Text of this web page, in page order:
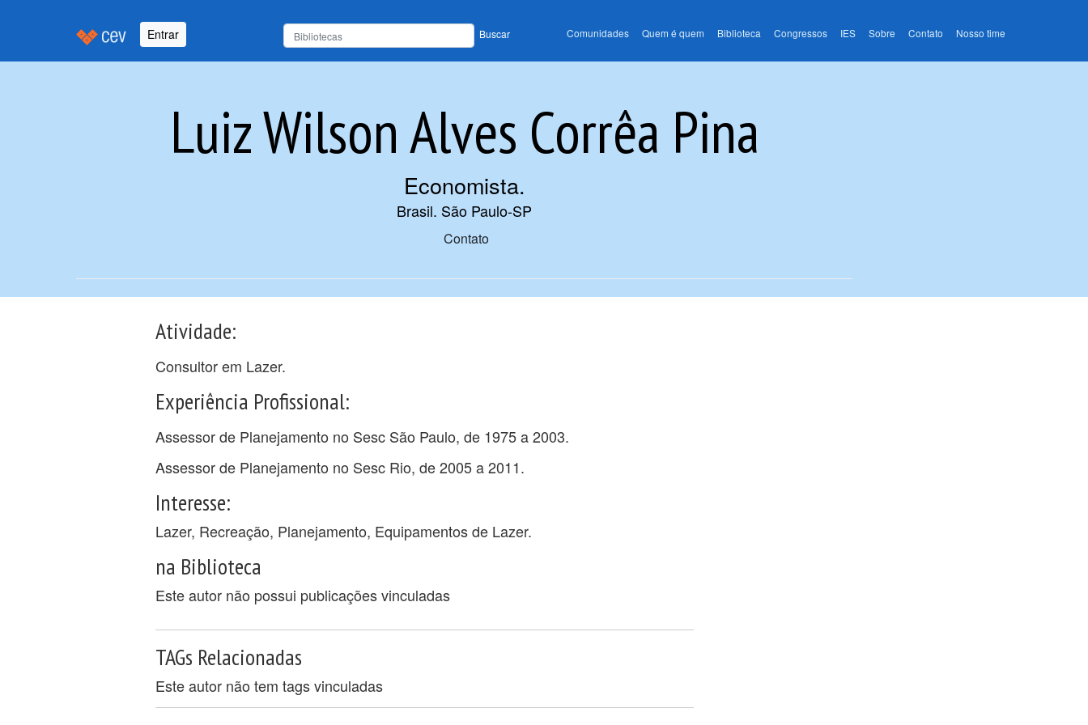
Entrar Buscar Comunidades Quem é quem Biblioteca Congressos IES Sobre Contato Nosso time
Luiz Wilson Alves Corrêa Pina
Economista.
Brasil. São Paulo-SP
Contato
Atividade:
Consultor em Lazer.
Experiência Profissional:
Assessor de Planejamento no Sesc São Paulo, de 1975 a 2003.
Assessor de Planejamento no Sesc Rio, de 2005 a 2011.
Interesse:
Lazer, Recreação, Planejamento, Equipamentos de Lazer.
na Biblioteca
Este autor não possui publicações vinculadas
TAGs Relacionadas
Este autor não tem tags vinculadas